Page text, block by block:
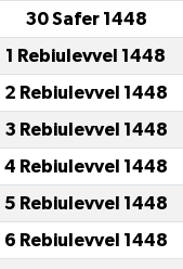
30 Safer 1448
1 Rebiulevvel 1448
2 Rebiulevvel 1448
3 Rebiulevvel 1448
4 Rebiulevvel 1448
5 Rebiulevvel 1448
6 Rebiulevvel 1448